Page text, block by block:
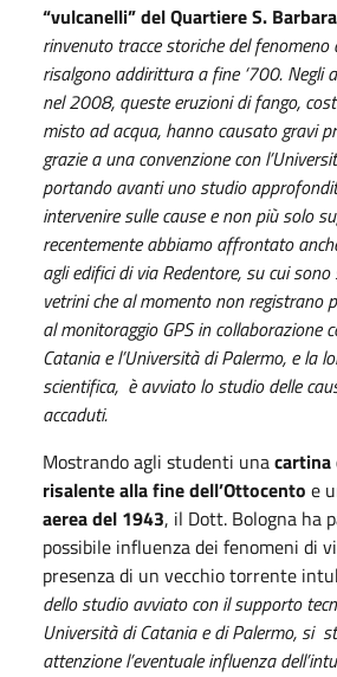
“vulcanelli” del Quartiere S. Barbara
rinvenuto tracce storiche del fenomeno
risalgono addirittura a fine ‘700. Negli
nel 2008, queste eruzioni di fango,
misto ad acqua, hanno causato gravi
grazie a una convenzione con
portando avanti uno studio
intervenire sulle cause e non più solo
recentemente abbiamo affrontato
agli edifici di via Redentore, su cui
vetrini che al momento non registrano
al monitoraggio GPS in collaborazione
Catania e l’Università di Palermo, e la
scientifica, è avviato lo studio delle
accaduti.
Mostrando agli studenti unacartina
risalente alla fine dell’Ottocento e
aerea del 1943, il Dott. Bologna ha
possibile influenza dei fenomeni di
presenza di un vecchio torrente
dello studio avviato con il supporto
Università di Catania e di Palermo, si
attenzione l’eventuale influenza